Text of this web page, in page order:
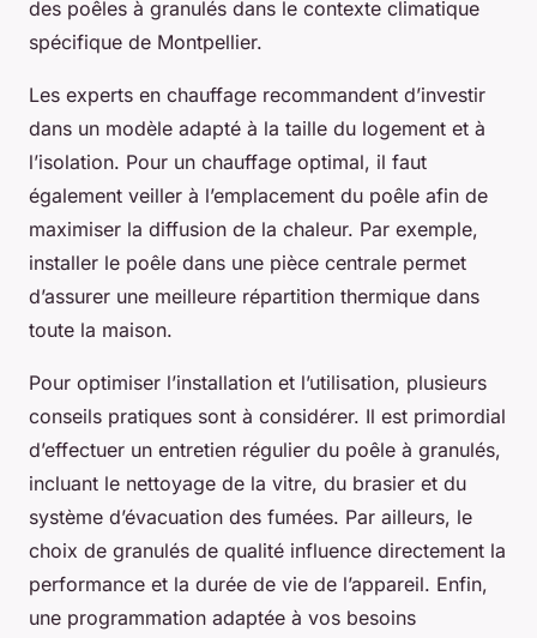
des poêles à granulés dans le contexte climatique
spécifique de Montpellier.
Les experts en chauffage recommandent d’investir
dans un modèle adapté à la taille du logement et à
l’isolation. Pour un chauffage optimal, il faut
également veiller à l’emplacement du poêle afin de
maximiser la diffusion de la chaleur. Par exemple,
installer le poêle dans une pièce centrale permet
d’assurer une meilleure répartition thermique dans
toute la maison.
Pour optimiser l’installation et l’utilisation, plusieurs
conseils pratiques sont à considérer. Il est primordial
d’effectuer un entretien régulier du poêle à granulés,
incluant le nettoyage de la vitre, du brasier et du
système d’évacuation des fumées. Par ailleurs, le
choix de granulés de qualité influence directement la
performance et la durée de vie de l’appareil. Enfin,
une programmation adaptée à vos besoins